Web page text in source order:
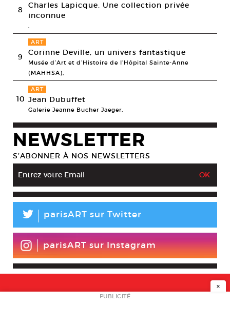
8
Charles Lapicque. Une collection privée
inconnue
,
9
ART
Corinne Deville, un univers fantastique
Musée d’Art et d’Histoire de l’Hôpital Sainte-Anne
(MAHHSA),
10
ART
Jean Dubuffet
Galerie Jeanne Bucher Jaeger,
NEWSLETTER
S’ABONNER À NOS NEWSLETTERS
L parisART sur Twitter
parisART sur Instagram
NEWSLETTER
×
PUBLICITÉ